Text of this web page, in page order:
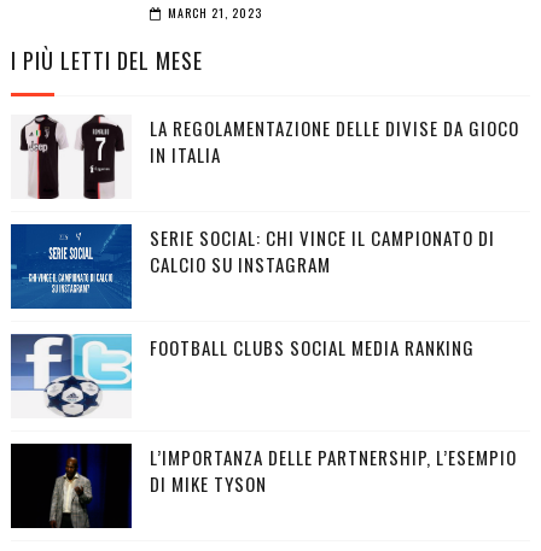
MARCH 21, 2023
I PIÙ LETTI DEL MESE
LA REGOLAMENTAZIONE DELLE DIVISE DA GIOCO
IN ITALIA
SERIE SOCIAL: CHI VINCE IL CAMPIONATO DI
CALCIO SU INSTAGRAM
FOOTBALL CLUBS SOCIAL MEDIA RANKING
L’IMPORTANZA DELLE PARTNERSHIP, L’ESEMPIO
DI MIKE TYSON